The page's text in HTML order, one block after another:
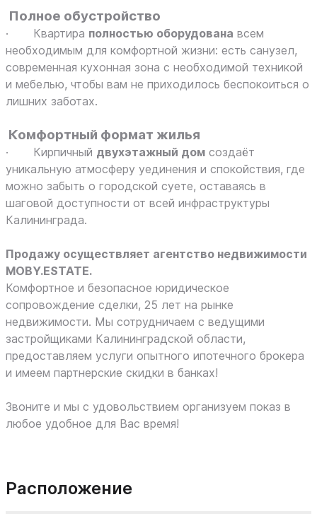
Полное обустройство
· Квартира полностью оборудована всем
необходимым для комфортной жизни: есть санузел,
современная кухонная зона с необходимой техникой
и мебелью, чтобы вам не приходилось беспокоиться о
лишних заботах.
Комфортный формат жилья
· Кирпичный двухэтажный дом создаёт
уникальную атмосферу уединения и спокойствия, где
можно забыть о городской суете, оставаясь в
шаговой доступности от всей инфраструктуры
Калининграда.
Продажу осуществляет агентство недвижимости
MOBY.ESTATE.
Комфортное и безопасное юридическое
сопровождение сделки, 25 лет на рынке
недвижимости. Мы сотрудничаем с ведущими
застройщиками Калининградской области,
предоставляем услуги опытного ипотечного брокера
и имеем партнерские скидки в банках!
Звоните и мы с удовольствием организуем показ в
любое удобное для Вас время!
Расположение